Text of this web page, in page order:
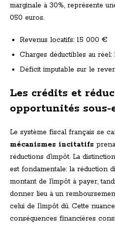
marginale à 30%, représente
050 euros.
Revenus locatifs: 15 000 €
Charges déductibles au
Déficit imputable sur le
Les crédits et
opportunités sous-
Le système fiscal français se
mécanismes incitatifs
réductions d’impôt. La
est fondamentale: la réduction
montant de l’impôt à payer,
donner lieu à un
celui de l’impôt dû. Cette
conséquences financières